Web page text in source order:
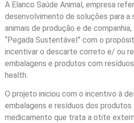
A Elanco Saúde Animal, empresa
desenvolvimento de soluções para a
animais de produção e de
“Pegada Sustentável” com o
incentivar o descarte correto e/ ou
embalagens e produtos com
health.
O projeto iniciou com o incentivo à
embalagens e resíduos dos
medicamento que trata a otite